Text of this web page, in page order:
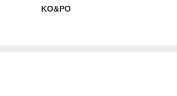
KO&PO